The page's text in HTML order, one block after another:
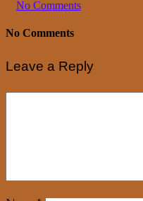
No Comments
No Comments
Leave a Reply